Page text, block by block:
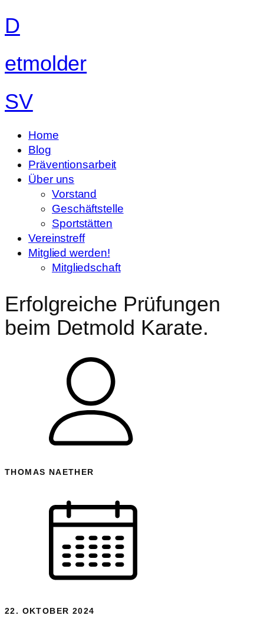
D
etmolder
SV
Home
Blog
Präventionsarbeit
Über uns
Vorstand
Geschäftstelle
Sportstätten
Vereinstreff
Mitglied werden!
Mitgliedschaft
Erfolgreiche Prüfungen
beim Detmold Karate.
THOMAS NAETHER
22. OKTOBER 2024